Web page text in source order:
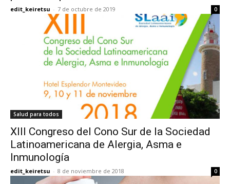
edit_keiretsu - 7 de octubre de 2019 0
Salud para todos
XIII Congreso del Cono Sur de la Sociedad
Latinoamericana de Alergia, Asma e
Inmunología
edit_keiretsu - 8 de noviembre de 2018 0